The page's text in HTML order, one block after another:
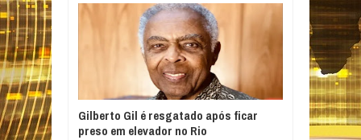
Gilberto Gil é resgatado após ficar
preso em elevador no Rio